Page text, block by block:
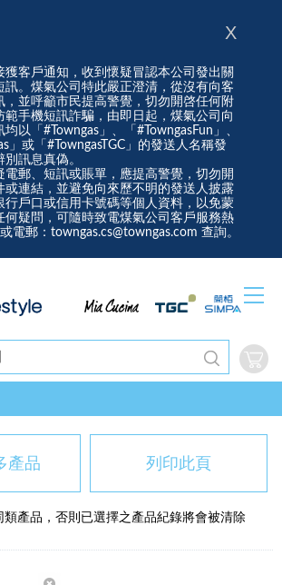
獲客戶通知，收到懷疑冒認本公司發出關
訊。煤氣公司特此嚴正澄清，從沒有向客
，並呼籲市民提高警覺，切勿開啓任何附
範手機短訊詐騙，由即日起，煤氣公司向
以「#Towngas」、「#TowngasFun」、
」或「#TowngasTGC」的發送人名稱發
別訊息真偽。
電郵、短訊或賬單，應提高警覺，切勿開
或連結，並避免向來歷不明的發送人披露
行戶口或信用卡號碼等個人資料，以免蒙
何疑問，可隨時致電煤氣公司客戶服務熱
電郵：towngas.cs@towngas.com 查詢。
X
產品 列印此頁
類產品，否則已選擇之產品紀錄將會被清除